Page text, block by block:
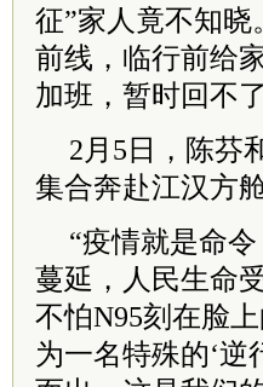
征”家人竟不知
前线，临行前给
加班，暂时回不
2月5日，陈芬
集合奔赴江汉方
“疫情就是命
蔓延，人民生命
不怕N95刻在脸
为一名特殊的‘